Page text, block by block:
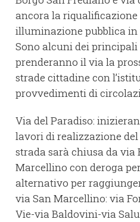
ancora la
illuminazione pubblica in
Sono alcuni dei
prenderanno il via la
strade cittadine con
provvedimenti di
Via del Paradiso:
lavori di realizzazione
strada sarà chiusa da via
Marcellino con deroga
alternativo per
via San Marcellino: via
Vie-via Baldovini-via